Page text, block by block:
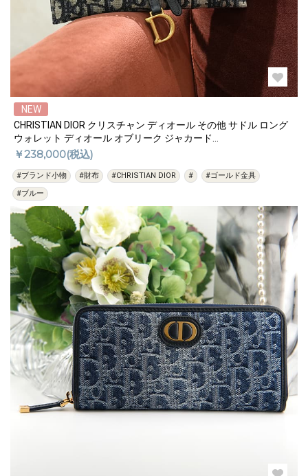
NEW
CHRISTIAN DIOR クリスチャン ディオール その他 サドル ロング
ウォレット ディオール オブリーク ジャカード
S5614CTZQ_M928
￥238,000(税込)
#ブランド小物 #財布 #CHRISTIAN DIOR #
#ゴールド金具
#ブルー